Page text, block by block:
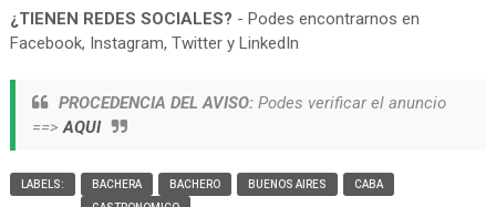
¿TIENEN REDES SOCIALES? - Podes encontrarnos en
Facebook, Instagram, Twitter y LinkedIn
PROCEDENCIA DEL AVISO:Podes verificar el anuncio
==>AQUI
LABELS: BACHERA BACHERO BUENOS AIRES
CABA